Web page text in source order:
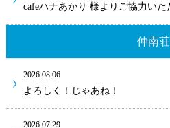
cafeハナあかり 様よりご協力いた
仲南荘
2026.08.06
よろしく！じゃあね！
2026.07.29